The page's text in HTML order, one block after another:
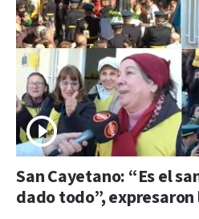
San Cayetano: “Es el
dado todo”,